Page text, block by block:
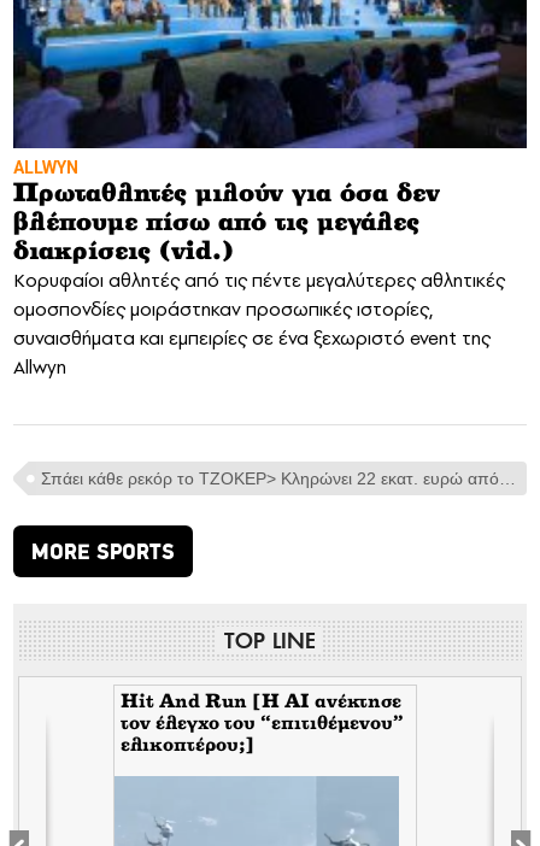
ALLWYN
Πρωταθλητές μιλούν για όσα δεν
βλέπουμε πίσω από τις μεγάλες
διακρίσεις (vid.)
Κορυφαίοι αθλητές από τις πέντε μεγαλύτερες αθλητικές
ομοσπονδίες μοιράστηκαν προσωπικές ιστορίες,
συναισθήματα και εμπειρίες σε ένα ξεχωριστό event της
Allwyn
MORE SPORTS
TOP LINE
Hit And Run [H ΑΙ ανέκτησε
τον έλεγχο του “επιτιθέμενου”
ελικοπτέρου;]